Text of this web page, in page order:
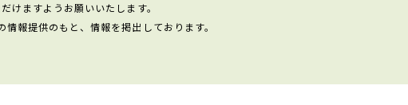
けますようお願いいたします。
報提供のもと、情報を掲出しております。